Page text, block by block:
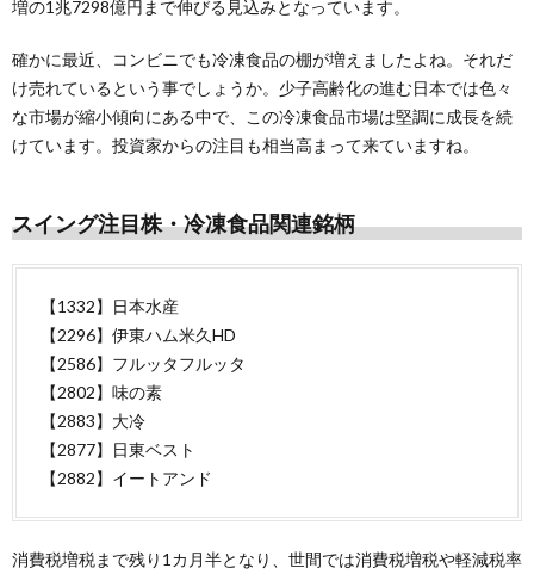
増の1兆7298億円まで伸びる見込みとなっています。
確かに最近、コンビニでも冷凍食品の棚が増えましたよね。それだ
け売れているという事でしょうか。少子高齢化の進む日本では色々
な市場が縮小傾向にある中で、この冷凍食品市場は堅調に成長を続
けています。投資家からの注目も相当高まって来ていますね。
スイング注目株・冷凍食品関連銘柄
【1332】日本水産
【2296】伊東ハム米久HD
【2586】フルッタフルッタ
【2802】味の素
【2883】大冷
【2877】日東ベスト
【2882】イートアンド
消費税増税まで残り1カ月半となり、世間では消費税増税や軽減税率